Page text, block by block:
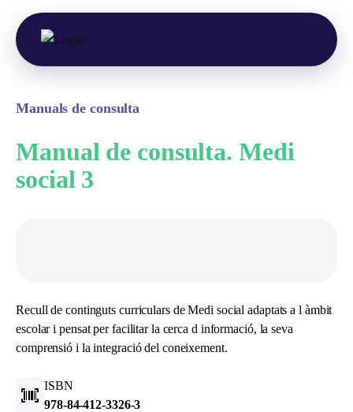
Manuals de consulta
Manual de consulta. Medi
social 3
Recull de continguts curriculars de Medi social adaptats a l àmbit
escolar i pensat per facilitar la cerca d informació, la seva
comprensió i la integració del coneixement.
ISBN
978-84-412-3326-3